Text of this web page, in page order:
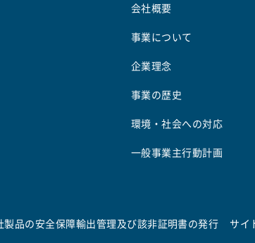
会社概要
事業について
企業理念
事業の歴史
環境・社会への対応
一般事業主行動計画
製品の安全保障輸出管理及び該非証明書の発行 サイ